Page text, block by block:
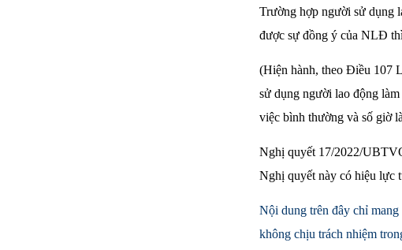
Trường hợp người sử dụng
được sự đồng ý của NLĐ
(Hiện hành, theo Điều 107
sử dụng người lao động
việc bình thường và số giờ
Nghị quyết 17/2022/
Nghị quyết này có hiệu lực
Nội dung trên đây chỉ
không chịu trách nhiệm